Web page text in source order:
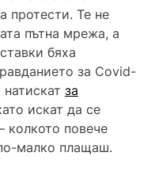
протести. Те не
пътна мрежа, а
бяха
за Covid-
за
искат да се
колкото повече
малко плащаш.